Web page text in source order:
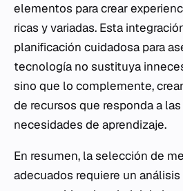
elementos para crear
ricas y variadas. Esta
planificación cuidadosa para
tecnología no sustituya
sino que lo complemente,
de recursos que responda a
necesidades de aprendizaje.
En resumen, la selección de
adecuados requiere un